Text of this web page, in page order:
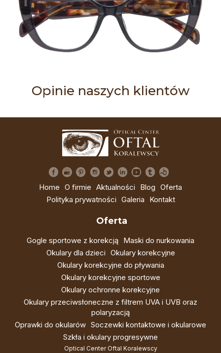
Opinie naszych klientów
Home O firmie Aktualności Blog Oferta
Polityka prywatności Galeria Kontakt
Oferta
Gogle sportowe z korekcją Maski do nurkowania
Okulary dla dzieci Okulary korekcyjne
Okulary korekcyjne do pływania
Okulary korekcyjne sportowe
Okulary ochronne korekcyjne
Okulary przeciwsłoneczne z filtrem UVA i UVB oraz
polaryzacją
Oprawki do okularów Soczewki kontaktowe i okularowe
Szkła i okulary progresywne
Optical Center Oftal Koralewscy